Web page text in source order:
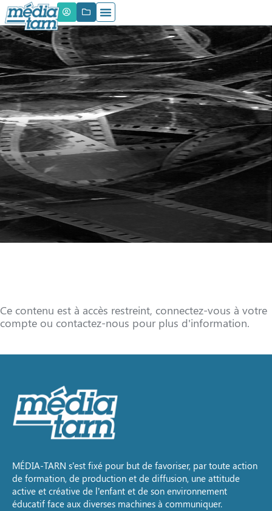
Ce contenu est à accès restreint, connectez-vous à votre
compte ou contactez-nous pour plus d'information.
MÉDIA-TARN s’est fixé pour but de favoriser, par toute action
de formation, de production et de diffusion, une attitude
active et créative de l’enfant et de son environnement
éducatif face aux diverses machines à communiquer.